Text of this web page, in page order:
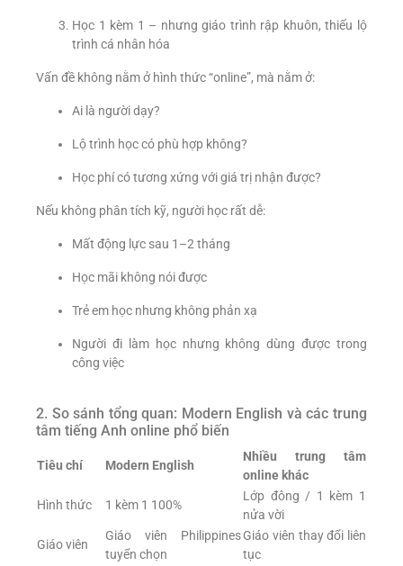
Học 1 kèm 1 – nhưng giáo trình rập khuôn, thiếu lộ
trình cá nhân hóa
Vấn đề không nằm ở hình thức “online”, mà nằm ở:
Ai là người dạy?
Lộ trình học có phù hợp không?
Học phí có tương xứng với giá trị nhận được?
Nếu không phân tích kỹ, người học rất dễ:
Mất động lực sau 1–2 tháng
Học mãi không nói được
Trẻ em học nhưng không phản xạ
Người đi làm học nhưng không dùng được trong
công việc
2. So sánh tổng quan: Modern English và các trung
tâm tiếng Anh online phổ biến
Tiêu chí Modern English
Nhiều trung tâm
online khác
Hình thức 1 kèm 1 100%
Lớp đông / 1 kèm 1
nửa vời
Giáo viên
Giáo viên Philippines
tuyển chọn
Giáo viên thay đổi liên
tục